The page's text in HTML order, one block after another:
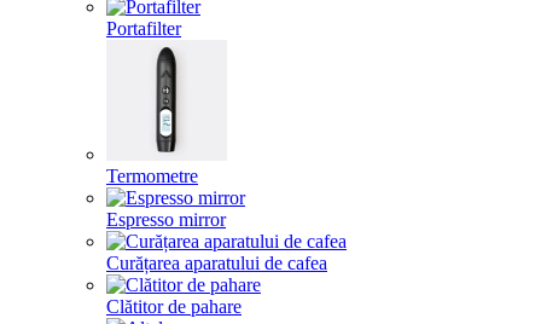
Portafilter
Termometre
Espresso mirror
Curățarea aparatului de cafea
Clătitor de pahare